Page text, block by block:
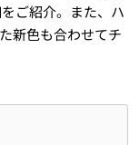
ご紹介。また、ハ
新色も合わせてチ